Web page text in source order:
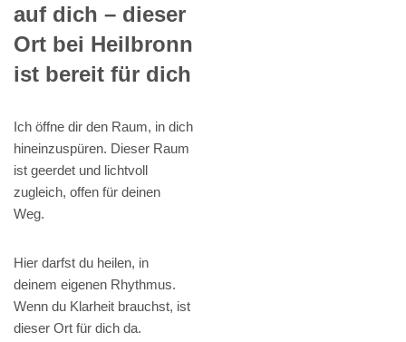
auf dich – dieser
Ort bei Heilbronn
ist bereit für dich
Ich öffne dir den Raum, in dich
hineinzuspüren. Dieser Raum
ist geerdet und lichtvoll
zugleich, offen für deinen
Weg.
Hier darfst du heilen, in
deinem eigenen Rhythmus.
Wenn du Klarheit brauchst, ist
dieser Ort für dich da.